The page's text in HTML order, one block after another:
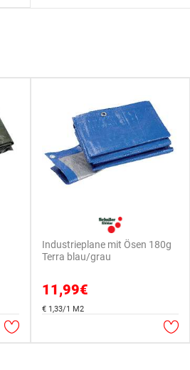
Industrieplane mit Ösen 180g
Terra blau/grau
11,99€
€ 1,33/1 M2